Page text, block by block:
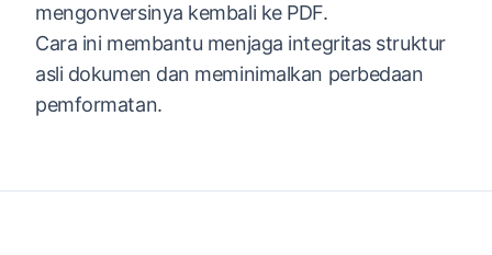
mengonversinya kembali ke PDF.
Cara ini membantu menjaga integritas struktur
asli dokumen dan meminimalkan perbedaan
pemformatan.